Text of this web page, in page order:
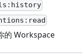
的 Workspace